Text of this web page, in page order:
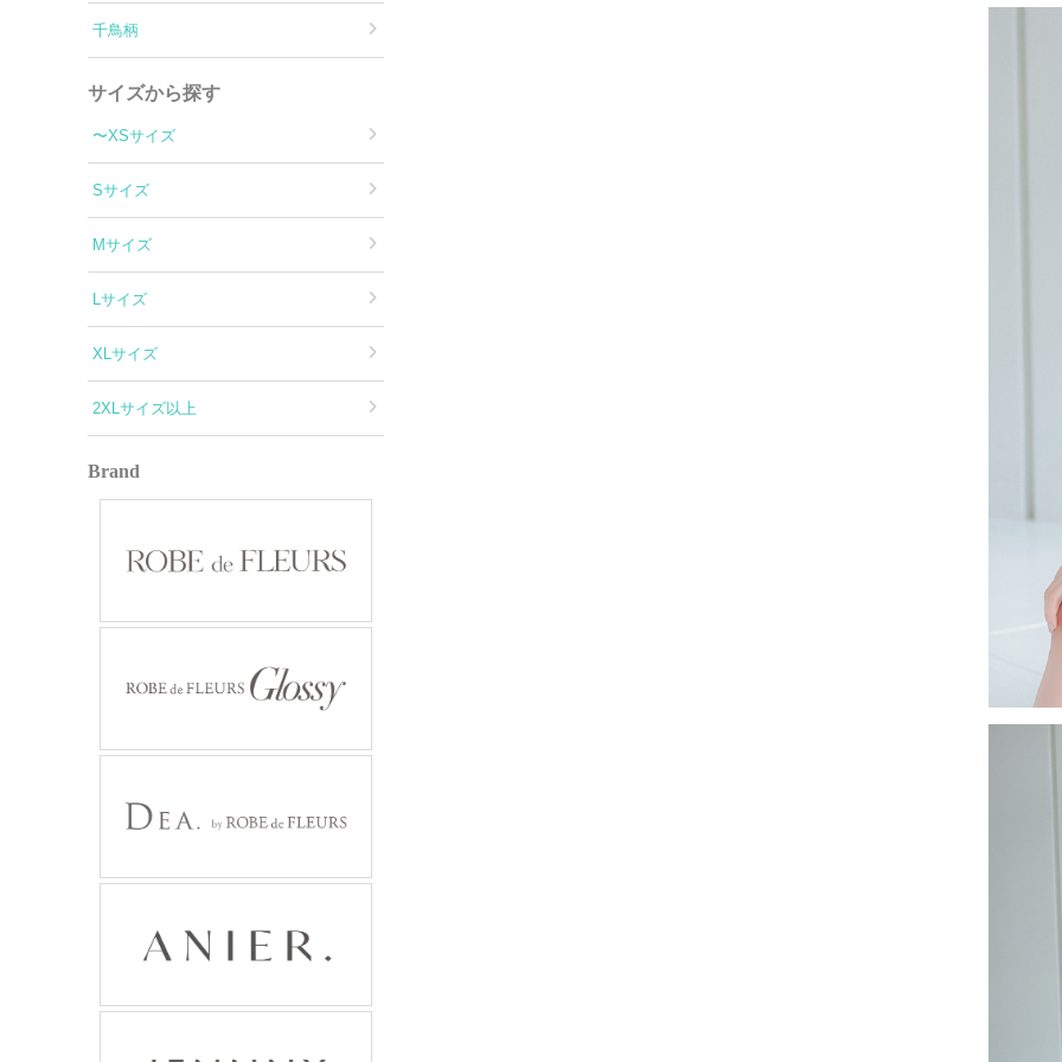
千鳥柄
サイズから探す
〜XSサイズ
Sサイズ
Mサイズ
Lサイズ
XLサイズ
2XLサイズ以上
Brand